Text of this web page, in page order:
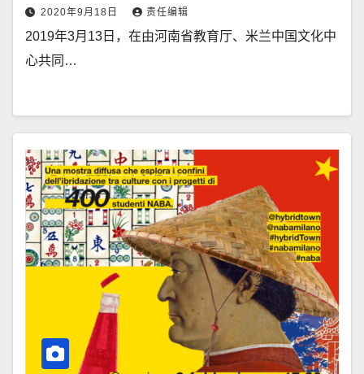
2020年9月18日 责任编辑
2019年3月13日，在由河南省教育厅、米兰中国文化中
心共同…